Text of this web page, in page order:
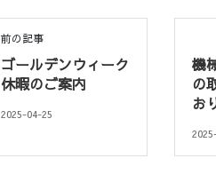
前の記事
ゴールデンウィーク
休暇のご案内
2025-04-25
機
の
お